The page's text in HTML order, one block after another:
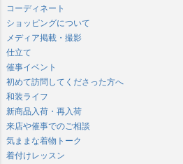
コーディネート
ショッピングについて
メディア掲載・撮影
仕立て
催事イベント
初めて訪問してくださった方へ
和装ライフ
新商品入荷・再入荷
来店や催事でのご相談
気ままな着物トーク
着付けレッスン